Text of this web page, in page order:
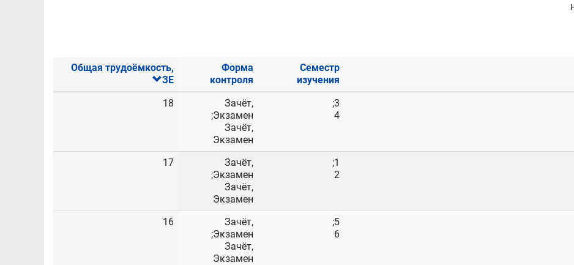
Семестр
изучения
Форма
контроля
Общая трудоёмкость,
ЗЕ
3;
4
Зачёт,
Экзамен;
Зачёт,
Экзамен
18
1;
2
Зачёт,
Экзамен;
Зачёт,
Экзамен
17
5;
6
Зачёт,
Экзамен;
Зачёт,
Экзамен
16